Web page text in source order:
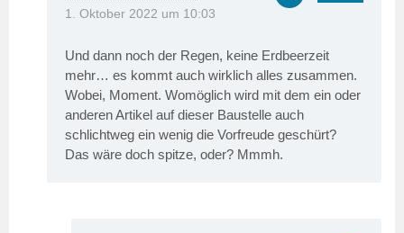
1. Oktober 2022 um 10:03
Und dann noch der Regen, keine Erdbeerzeit
mehr… es kommt auch wirklich alles zusammen.
Wobei, Moment. Womöglich wird mit dem ein oder
anderen Artikel auf dieser Baustelle auch
schlichtweg ein wenig die Vorfreude geschürt?
Das wäre doch spitze, oder? Mmmh.